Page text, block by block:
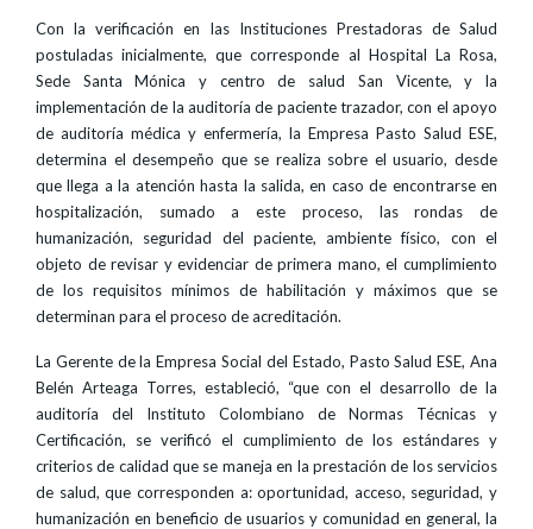
Con la verificación en las Instituciones Prestadoras de Salud
postuladas inicialmente, que corresponde al Hospital La Rosa,
Sede Santa Mónica y centro de salud San Vicente, y la
implementación de la auditoría de paciente trazador, con el apoyo
de auditoría médica y enfermería, la Empresa Pasto Salud ESE,
determina el desempeño que se realiza sobre el usuario, desde
que llega a la atención hasta la salida, en caso de encontrarse en
hospitalización, sumado a este proceso, las rondas de
humanización, seguridad del paciente, ambiente físico, con el
objeto de revisar y evidenciar de primera mano, el cumplimiento
de los requisitos mínimos de habilitación y máximos que se
determinan para el proceso de acreditación.
La Gerente de la Empresa Social del Estado, Pasto Salud ESE, Ana
Belén Arteaga Torres, estableció, “que con el desarrollo de la
auditoría del Instituto Colombiano de Normas Técnicas y
Certificación, se verificó el cumplimiento de los estándares y
criterios de calidad que se maneja en la prestación de los servicios
de salud, que corresponden a: oportunidad, acceso, seguridad, y
humanización en beneficio de usuarios y comunidad en general, la